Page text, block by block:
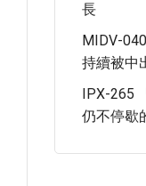
長
MIDV-
持續被中
IPX-265
仍不停歇